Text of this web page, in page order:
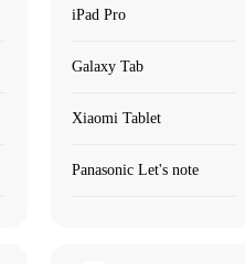
iPad Pro
Galaxy Tab
Xiaomi Tablet
Panasonic Let's note